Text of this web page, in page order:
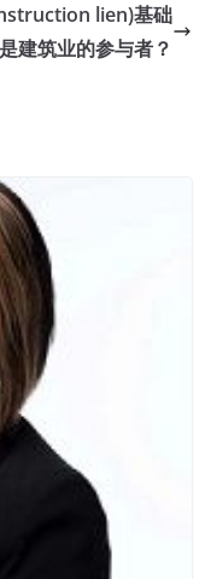
lien)基础
建筑业的参与者？